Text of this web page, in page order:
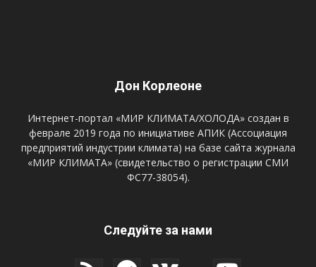
Дон Корлеоне
Интернет-портал «МИР КЛИМАТА/ХОЛОДА» создан в
феврале 2019 года по инициативе АПИК (Ассоциация
предприятий индустрии климата) на базе сайта журнала
«МИР КЛИМАТА» (свидетельство о регистрации СМИ
ФС77-38054).
Следуйте за нами